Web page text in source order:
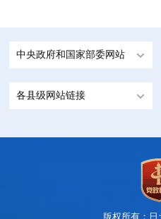
中央政府和国家部委网站
各县级网站链接
版权所有：